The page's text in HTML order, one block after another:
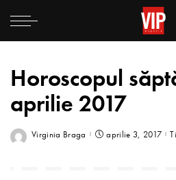
Horoscopul
aprilie 2017
Virginia Braga aprilie 3, 2017